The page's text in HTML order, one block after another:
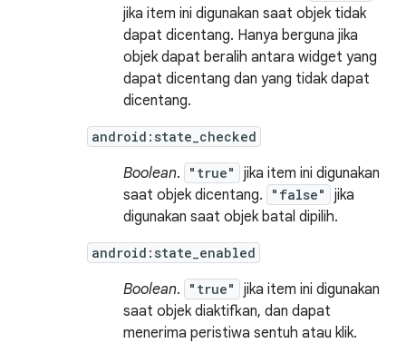
jika item ini digunakan saat objek tidak
dapat dicentang. Hanya berguna jika
objek dapat beralih antara widget yang
dapat dicentang dan yang tidak dapat
dicentang.
android:state_checked
Boolean. "true"
jika item ini digunakan
saat objek dicentang.
"false"
jika
digunakan saat objek batal dipilih.
android:state_enabled
Boolean. "true"
jika item ini digunakan
saat objek diaktifkan, dan dapat
menerima peristiwa sentuh atau klik.